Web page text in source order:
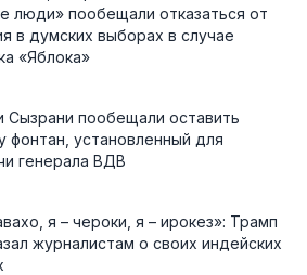
люди» пообещали отказаться от
в думских выборах в случае
«Яблока»
Сызрани пообещали оставить
фонтан, установленный для
генерала ВДВ
я – чероки, я – ирокез»: Трамп
журналистам о своих индейских